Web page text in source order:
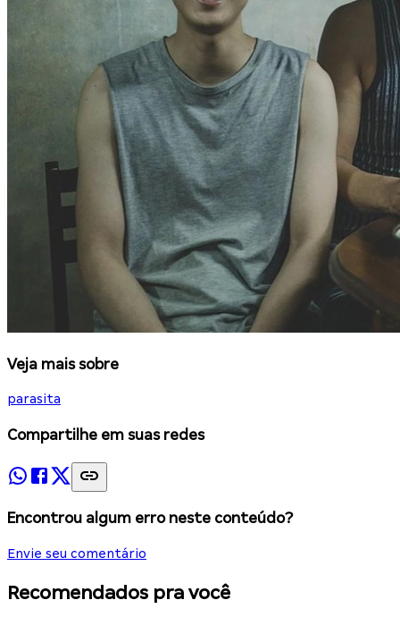
Veja mais sobre
parasita
Compartilhe em suas redes
Encontrou algum erro neste conteúdo?
Envie seu comentário
Recomendados pra você